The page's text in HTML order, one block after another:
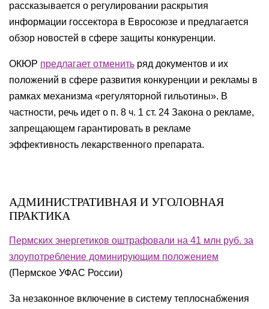
рассказывается о регулировании раскрытия
информации госсектора в Евросоюзе и предлагается
обзор новостей в сфере защиты конкуренции.
ОКЮР предлагает отменить ряд документов и их
положений в сфере развития конкуренции и рекламы в
рамках механизма «регуляторной гильотины». В
частности, речь идет о п. 8 ч. 1 ст. 24 Закона о рекламе,
запрещающем гарантировать в рекламе
эффективность лекарственного препарата.
АДМИНИСТРАТИВНАЯ И УГОЛОВНАЯ
ПРАКТИКА
Пермских энергетиков оштрафовали на 41 млн руб. за
злоупотребление доминирующим положением
(Пермское УФАС России)
За незаконное включение в систему теплоснабжения